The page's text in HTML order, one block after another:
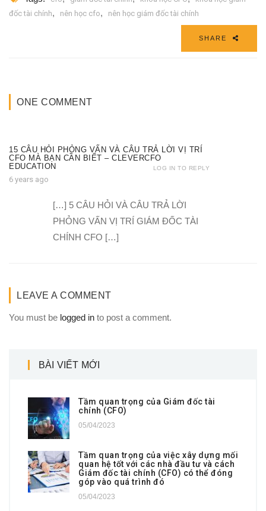
đốc tài chính, nên học cfo, nên học giám đốc tài chính
SHARE
ONE COMMENT
15 CÂU HỎI PHỎNG VẤN VÀ CÂU TRẢ LỜI VỊ TRÍ
CFO MÀ BẠN CẦN BIẾT – CLEVERCFO
EDUCATION
6 years ago
LOG IN TO REPLY
[…] 5 CÂU HỎI VÀ CÂU TRẢ LỜI
PHỎNG VẤN VỊ TRÍ GIÁM ĐỐC TÀI
CHÍNH CFO […]
LEAVE A COMMENT
You must be logged in to post a comment.
BÀI VIẾT MỚI
Tầm quan trọng của Giám đốc tài
chính (CFO)
05/04/2023
Tầm quan trọng của việc xây dựng mối
quan hệ tốt với các nhà đầu tư và cách
Giám đốc tài chính (CFO) có thể đóng
góp vào quá trình đó
05/04/2023